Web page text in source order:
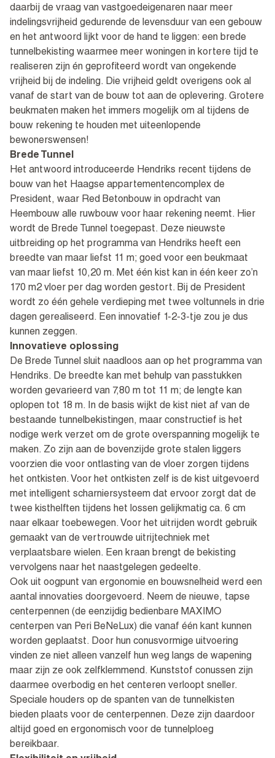
daarbij de vraag van vastgoedeigenaren naar meer
indelingsvrijheid gedurende de levensduur van een gebouw
en het antwoord lijkt voor de hand te liggen: een brede
tunnelbekisting waarmee meer woningen in kortere tijd te
realiseren zijn én geprofiteerd wordt van ongekende
vrijheid bij de indeling. Die vrijheid geldt overigens ook al
vanaf de start van de bouw tot aan de oplevering. Grotere
beukmaten maken het immers mogelijk om al tijdens de
bouw rekening te houden met uiteenlopende
bewonerswensen!
Brede Tunnel
Het antwoord introduceerde Hendriks recent tijdens de
bouw van het Haagse appartementencomplex de
President, waar Red Betonbouw in opdracht van
Heembouw alle ruwbouw voor haar rekening neemt. Hier
wordt de Brede Tunnel toegepast. Deze nieuwste
uitbreiding op het programma van Hendriks heeft een
breedte van maar liefst 11 m; goed voor een beukmaat
van maar liefst 10,20 m. Met één kist kan in één keer zo’n
170 m2 vloer per dag worden gestort. Bij de President
wordt zo één gehele verdieping met twee voltunnels in drie
dagen gerealiseerd. Een innovatief 1-2-3-tje zou je dus
kunnen zeggen.
Innovatieve oplossing
De Brede Tunnel sluit naadloos aan op het programma van
Hendriks. De breedte kan met behulp van passtukken
worden gevarieerd van 7,80 m tot 11 m; de lengte kan
oplopen tot 18 m. In de basis wijkt de kist niet af van de
bestaande tunnelbekistingen, maar constructief is het
nodige werk verzet om de grote overspanning mogelijk te
maken. Zo zijn aan de bovenzijde grote stalen liggers
voorzien die voor ontlasting van de vloer zorgen tijdens
het ontkisten. Voor het ontkisten zelf is de kist uitgevoerd
met intelligent scharniersysteem dat ervoor zorgt dat de
twee kisthelften tijdens het lossen gelijkmatig ca. 6 cm
naar elkaar toebewegen. Voor het uitrijden wordt gebruik
gemaakt van de vertrouwde uitrijtechniek met
verplaatsbare wielen. Een kraan brengt de bekisting
vervolgens naar het naastgelegen gedeelte.
Ook uit oogpunt van ergonomie en bouwsnelheid werd een
aantal innovaties doorgevoerd. Neem de nieuwe, tapse
centerpennen (de eenzijdig bedienbare MAXIMO
centerpen van Peri BeNeLux) die vanaf één kant kunnen
worden geplaatst. Door hun conusvormige uitvoering
vinden ze niet alleen vanzelf hun weg langs de wapening
maar zijn ze ook zelfklemmend. Kunststof conussen zijn
daarmee overbodig en het centeren verloopt sneller.
Speciale houders op de spanten van de tunnelkisten
bieden plaats voor de centerpennen. Deze zijn daardoor
altijd goed en ergonomisch voor de tunnelploeg
bereikbaar.